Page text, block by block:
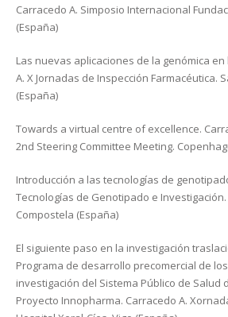
Carracedo A. Simposio Internacional
(España)
Las nuevas aplicaciones de la genómica
A. X Jornadas de Inspección Farmacéutica.
(España)
Towards a virtual centre of excellence.
2nd Steering Committee Meeting.
Introducción a las tecnologías de
Tecnologías de Genotipado e
Compostela (España)
El siguiente paso en la investigación
Programa de desarrollo precomercial de
investigación del Sistema Público de Salud
Proyecto Innopharma. Carracedo A.